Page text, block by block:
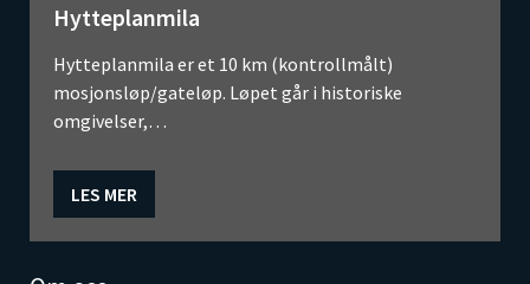
Hytteplanmila
Hytteplanmila er et 10 km (kontrollmålt)
mosjonsløp/gateløp. Løpet går i historiske
omgivelser,…
LES MER